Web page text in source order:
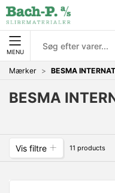
MENU
Mærker BESMA
BESMA
Vis filtre 11 products